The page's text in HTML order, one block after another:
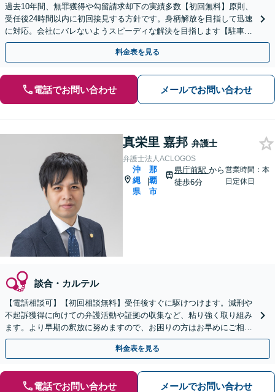
過去10年間、無罪獲得や勾留請求却下の実績多数【初回無料】原則、
受任後24時間以内に初回接見する方針です。身柄解放を目指して迅速
に対応。会社にバレないようスピーディな解決を目指します【駐車場
完備】【離島へ出張も対応】酒気帯び運転や傷害・暴行
料金表を見る
電話でお問い合わせ メールでお問い合わせ
真栄里 嘉邦 弁護士
弁護士法人ACLOGOS
沖
縄
県
|
那
覇
市
県庁前駅 から
徒歩6分
営業時間：本
日定休日
談合・カルテル
【電話相談可】【初回相談無料】受任後すぐに駆けつけます。減刑や
不起訴獲得に向けての弁護活動や証拠の収集など、粘り強く取り組み
ます。より早期の釈放に努めますので、お困りの方はお早めにご相談
ください。暴行や窃盗、飲酒などに対応【県庁南口1分】
料金表を見る
電話でお問い合わせ メールでお問い合わせ